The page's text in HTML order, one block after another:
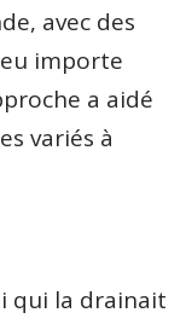
avec des
importe
a aidé
variés à
qui la drainait